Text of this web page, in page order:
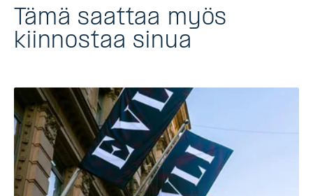
Tämä saattaa myös
kiinnostaa sinua